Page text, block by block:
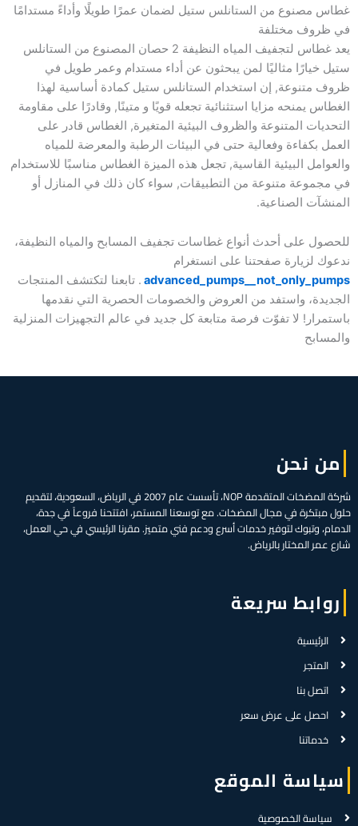
غطاس مصنوع من الستانلس ستيل لضمان عمرًا طويلًا وأداءً مستدامًا
في ظروف مختلفة
يعد غطاس لتجفيف المياه النظيفة 2 حصان المصنوع من الستانلس
ستيل خيارًا مثاليًا لمن يبحثون عن أداء مستدام وعمر طويل في
ظروف متنوعة, إن استخدام الستانلس ستيل كمادة أساسية لهذا
الغطاس يمنحه مزايا استثنائية تجعله قويًا و متينًا, وقادرًا على مقاومة
التحديات المتنوعة والظروف البيئية المتغيرة, الغطاس قادر على
العمل بكفاءة وفعالية حتى في البيئات الرطبة والمعرضة للمياه
والعوامل البيئية القاسية, تجعل هذه الميزة الغطاس مناسبًا للاستخدام
في مجموعة متنوعة من التطبيقات, سواء كان ذلك في المنازل أو
المنشآت الصناعية.
للحصول على أحدث أنواع غطاسات تجفيف المسابح والمياه النظيفة،
ندعوك لزيارة صفحتنا على انستغرام
advanced_pumps__not_only_pumps . تابعنا لتكتشف المنتجات
الجديدة، واستفد من العروض والخصومات الحصرية التي نقدمها
باستمرار! لا تفوّت فرصة متابعة كل جديد في عالم التجهيزات المنزلية
والمسابح
من نحن
شركة المضخات المتقدمة NOP، تأسست عام 2007 في الرياض، السعودية، لتقديم
حلول مبتكرة في مجال المضخات. مع توسعنا المستمر، افتتحنا فروعاً في جدة،
الدمام، وتبوك لتوفير خدمات أسرع ودعم فني متميز. مقرنا الرئيسي في حي العمل،
شارع عمر المختار بالرياض.
روابط سريعة
الرئيسية
المتجر
اتصل بنا
احصل على عرض سعر
خدماتنا
سياسة الموقع
سياسة الخصوصية